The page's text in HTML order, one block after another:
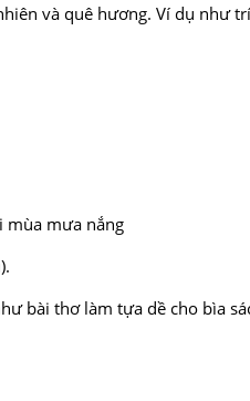
và quê hương. Ví dụ như
mùa mưa nắng
bài thơ làm tựa dề cho bìa